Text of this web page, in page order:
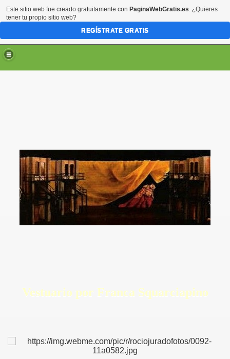
Vestuario por Franca Squarciapino
Este sitio web fue creado gratuitamente con PaginaWebGratis.es. ¿Quieres
tener tu propio sitio web?
REGÍSTRATE GRATIS